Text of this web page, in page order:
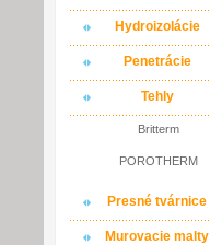
Hydroizolácie
Penetrácie
Tehly
Britterm
POROTHERM
Presné tvárnice
Murovacie malty